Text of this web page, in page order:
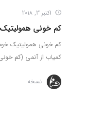
اکتبر 3, 2018
کم خونی
کمیاب از آنمی (کم
نسخه